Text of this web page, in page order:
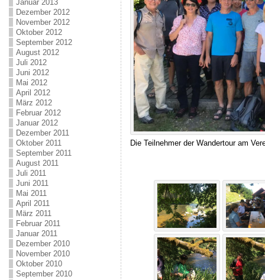
Januar 2013
Dezember 2012
November 2012
Oktober 2012
September 2012
August 2012
Juli 2012
Juni 2012
Mai 2012
April 2012
März 2012
Februar 2012
Januar 2012
Dezember 2011
Oktober 2011
September 2011
August 2011
Juli 2011
Juni 2011
Mai 2011
April 2011
März 2011
Februar 2011
Januar 2011
Dezember 2010
November 2010
Oktober 2010
September 2010
Die Teilnehmer der Wandertour am